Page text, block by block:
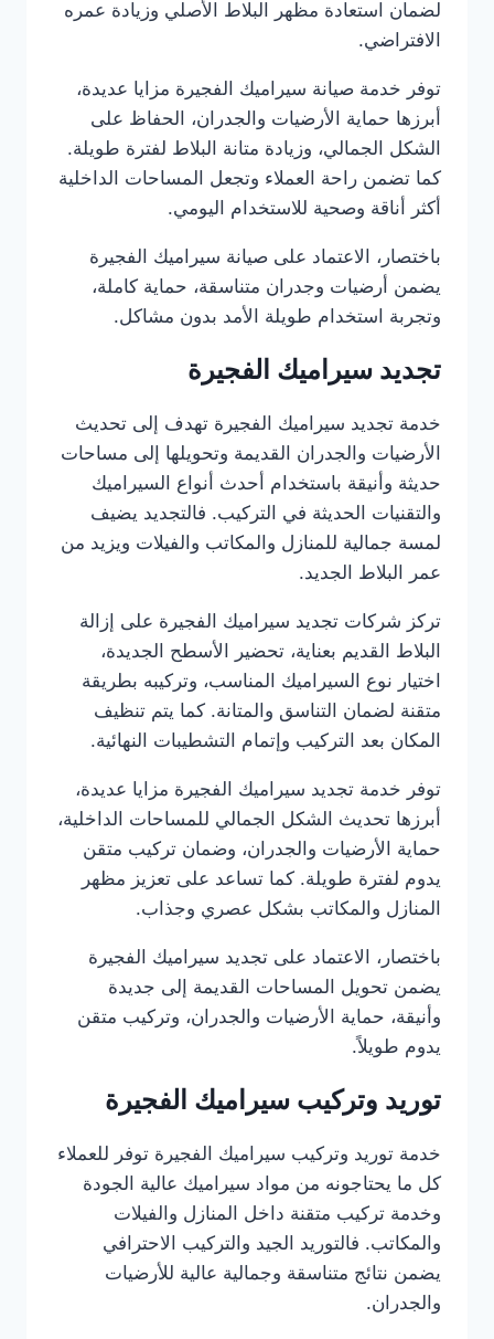
لضمان استعادة مظهر البلاط الأصلي وزيادة عمره
الافتراضي.
توفر خدمة صيانة سيراميك الفجيرة مزايا عديدة،
أبرزها حماية الأرضيات والجدران، الحفاظ على
الشكل الجمالي، وزيادة متانة البلاط لفترة طويلة.
كما تضمن راحة العملاء وتجعل المساحات الداخلية
أكثر أناقة وصحية للاستخدام اليومي.
باختصار، الاعتماد على صيانة سيراميك الفجيرة
يضمن أرضيات وجدران متناسقة، حماية كاملة،
وتجربة استخدام طويلة الأمد بدون مشاكل.
تجديد سيراميك الفجيرة
خدمة تجديد سيراميك الفجيرة تهدف إلى تحديث
الأرضيات والجدران القديمة وتحويلها إلى مساحات
حديثة وأنيقة باستخدام أحدث أنواع السيراميك
والتقنيات الحديثة في التركيب. فالتجديد يضيف
لمسة جمالية للمنازل والمكاتب والفيلات ويزيد من
عمر البلاط الجديد.
تركز شركات تجديد سيراميك الفجيرة على إزالة
البلاط القديم بعناية، تحضير الأسطح الجديدة،
اختيار نوع السيراميك المناسب، وتركيبه بطريقة
متقنة لضمان التناسق والمتانة. كما يتم تنظيف
المكان بعد التركيب وإتمام التشطيبات النهائية.
توفر خدمة تجديد سيراميك الفجيرة مزايا عديدة،
أبرزها تحديث الشكل الجمالي للمساحات الداخلية،
حماية الأرضيات والجدران، وضمان تركيب متقن
يدوم لفترة طويلة. كما تساعد على تعزيز مظهر
المنازل والمكاتب بشكل عصري وجذاب.
باختصار، الاعتماد على تجديد سيراميك الفجيرة
يضمن تحويل المساحات القديمة إلى جديدة
وأنيقة، حماية الأرضيات والجدران، وتركيب متقن
يدوم طويلاً.
توريد وتركيب سيراميك الفجيرة
خدمة توريد وتركيب سيراميك الفجيرة توفر للعملاء
كل ما يحتاجونه من مواد سيراميك عالية الجودة
وخدمة تركيب متقنة داخل المنازل والفيلات
والمكاتب. فالتوريد الجيد والتركيب الاحترافي
يضمن نتائج متناسقة وجمالية عالية للأرضيات
والجدران.